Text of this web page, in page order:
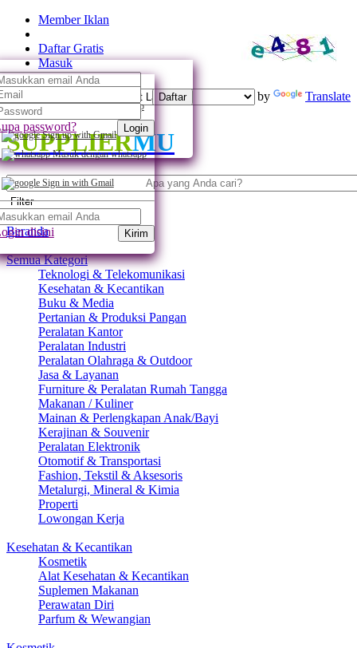
Member Iklan
Daftar Gratis
Daftar
Daftar dengan whatsapp
Sign up with Gmail
Masuk
password? Login
Masuk dengan whatsapp
Sign in with Gmail
disini Kirim
Powered by Translate
SUPPLIERMU
Filter
Beranda
Semua Kategori
Teknologi & Telekomunikasi
Kesehatan & Kecantikan
Buku & Media
Pertanian & Produksi Pangan
Peralatan Kantor
Peralatan Industri
Peralatan Olahraga & Outdoor
Jasa & Layanan
Furniture & Peralatan Rumah Tangga
Makanan / Kuliner
Mainan & Perlengkapan Anak/Bayi
Kerajinan & Souvenir
Peralatan Elektronik
Otomotif & Transportasi
Fashion, Tekstil & Aksesoris
Metalurgi, Mineral & Kimia
Properti
Lowongan Kerja
Kesehatan & Kecantikan
Kosmetik
Alat Kesehatan & Kecantikan
Suplemen Makanan
Perawatan Diri
Parfum & Wewangian